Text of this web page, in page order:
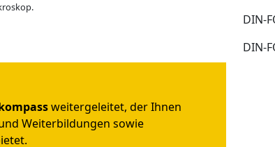
DIN-
DIN-
weitergeleitet, der Ihnen
Weiterbildungen sowie